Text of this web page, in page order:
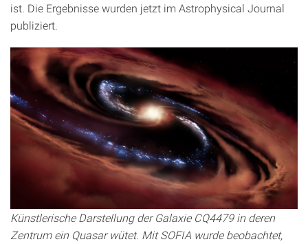
ist. Die Ergebnisse wurden jetzt im Astrophysical Journal
publiziert.
Künstlerische Darstellung der Galaxie CQ4479 in deren
Zentrum ein Quasar wütet. Mit SOFIA wurde beobachtet,